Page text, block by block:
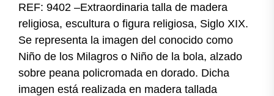
REF: 9402 –Extraordinaria talla de madera
religiosa, escultura o figura religiosa, Siglo XIX.
Se representa la imagen del conocido como
Niño de los Milagros o Niño de la bola, alzado
sobre peana policromada en dorado. Dicha
imagen está realizada en madera tallada